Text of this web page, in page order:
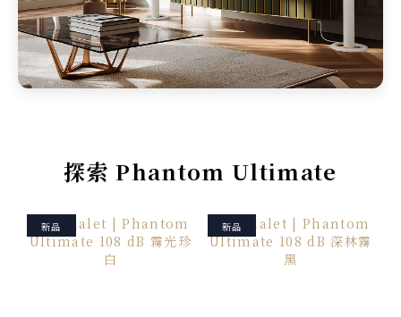
探索 Phantom Ultimate
新品 新品